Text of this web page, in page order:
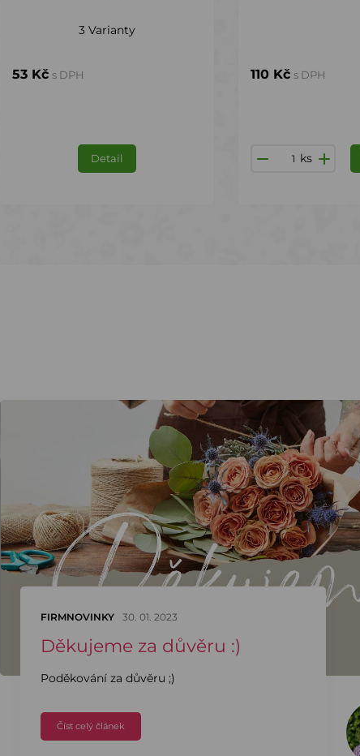
3 Varianty
53 Kč s DPH
Detail
110 Kč s DPH
ks
FIRMNOVINKY 30. 01. 2023
Děkujeme za důvěru :)
Poděkování za důvěru ;)
Číst celý článek